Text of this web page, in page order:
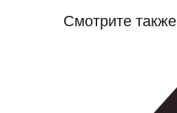
Смотрите также